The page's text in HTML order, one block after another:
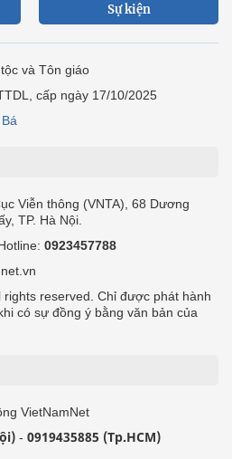
Sự kiện
và Tôn giáo
cấp ngày 17/10/2025
Viễn thông (VNTA), 68 Dương
TP. Hà Nội.
0923457788
reserved. Chỉ được phát hành
có sự đồng ý bằng văn bản của
VietNamNet
- 0919435885 (Tp.HCM)